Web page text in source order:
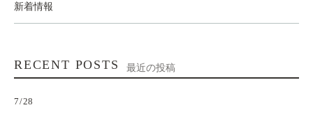
新着情報
RECENT POSTS 最近の投稿
7/28